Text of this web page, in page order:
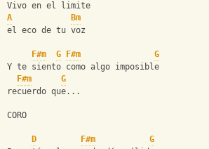
Vivo en el limite
A
Bm
el eco de tu voz
F#m G F#m
G
Y te siento como algo imposible
F#m
G
recuerdo que...
CORO
D F#m
G